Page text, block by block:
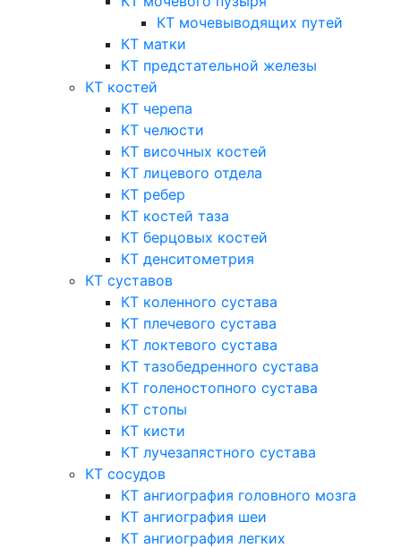
КТ мочевыводящих путей
КТ матки
КТ предстательной железы
КТ костей
КТ черепа
КТ челюсти
КТ височных костей
КТ лицевого отдела
КТ ребер
КТ костей таза
КТ берцовых костей
КТ денситометрия
КТ суставов
КТ коленного сустава
КТ плечевого сустава
КТ локтевого сустава
КТ тазобедренного сустава
КТ голеностопного сустава
КТ стопы
КТ кисти
КТ лучезапястного сустава
КТ сосудов
КТ ангиография головного мозга
КТ ангиография шеи
КТ ангиография легких